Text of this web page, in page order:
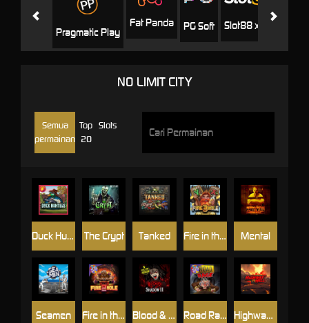
Pragmatic Play
Fat Panda PG Soft Slot88 x PP
NO LIMIT CITY
Semua
permainan
Top
20
Slots
Seamen
Duck Hunters Fire in the Hole 3
Highway to Hell
Blood & Shadow 2
Mental
The Crypt
Fire in the Hole 2
Tanked
Road Rage